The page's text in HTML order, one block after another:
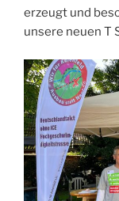
erzeugt und
unsere neuen T